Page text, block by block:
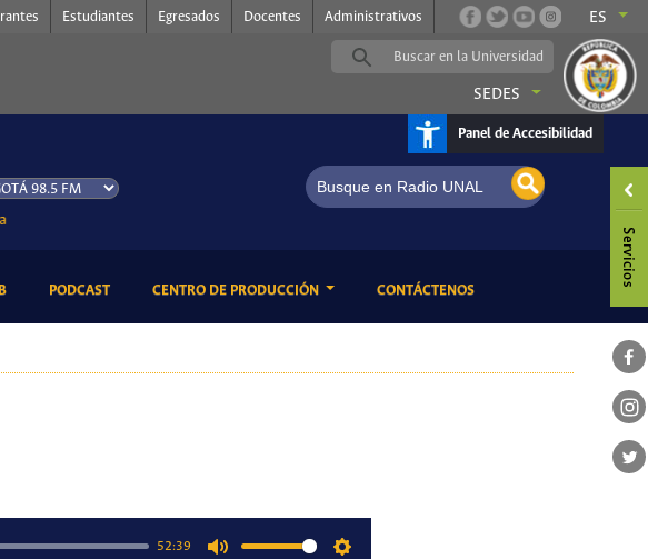
Estudiantes Egresados Docentes Administrativos ES
SEDES
Panel de Accesibilidad
(CURRENT)PODCAST(CURRENT)CENTRO DE PRODUCCIÓN CONTÁCTENOS(CURRENT)
52:39